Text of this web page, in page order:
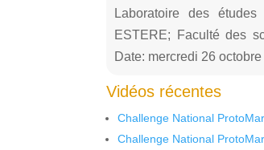
Laboratoire des
ESTERE; Faculté des
Date: mercredi 26
Vidéos récentes
Challenge National
Challenge National